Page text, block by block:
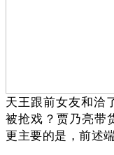
天王跟前女友和洽
被抢戏？贾乃亮带
更主要的是，前述